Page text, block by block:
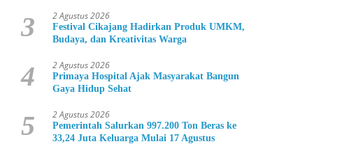
3 2 Agustus 2026
Festival Cikajang Hadirkan Produk UMKM,
Budaya, dan Kreativitas Warga
4 2 Agustus 2026
Primaya Hospital Ajak Masyarakat Bangun
Gaya Hidup Sehat
5 2 Agustus 2026
Pemerintah Salurkan 997.200 Ton Beras ke
33,24 Juta Keluarga Mulai 17 Agustus